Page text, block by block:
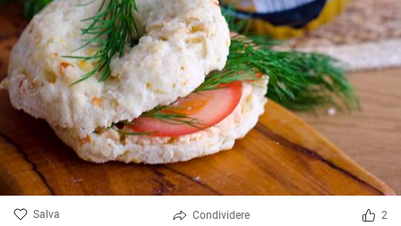
Salva Condividere 2